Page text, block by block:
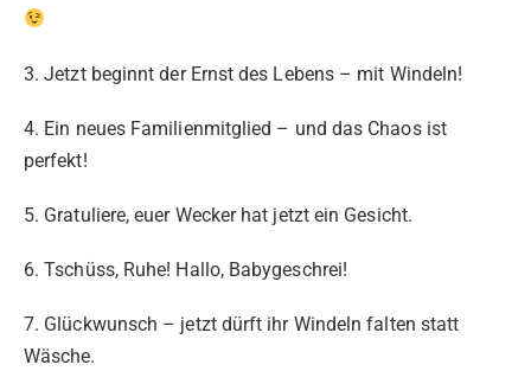
3. Jetzt beginnt der Ernst des Lebens – mit Windeln!
4. Ein neues Familienmitglied – und das Chaos ist
perfekt!
5. Gratuliere, euer Wecker hat jetzt ein Gesicht.
6. Tschüss, Ruhe! Hallo, Babygeschrei!
7. Glückwunsch – jetzt dürft ihr Windeln falten statt
Wäsche.